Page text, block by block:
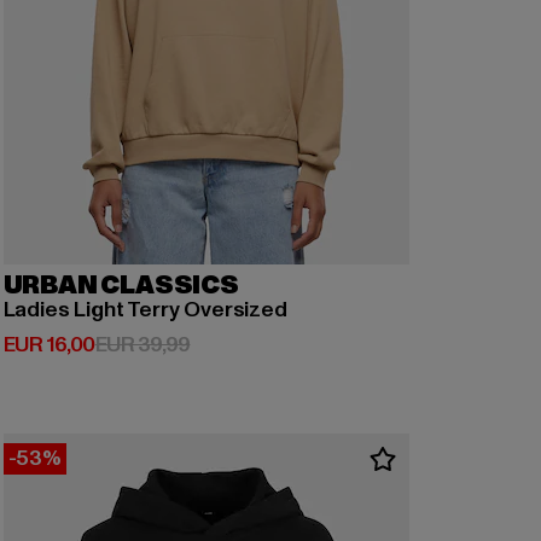
URBAN CLASSICS
Ladies Light Terry Oversized
EUR 16,00
Huidige prijs: EUR 16,00
EUR 39,99Actieprijs: EUR 39,99
-53%